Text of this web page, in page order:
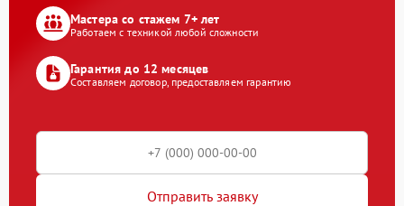
Мастера со стажем 7+ лет
Работаем с техникой любой сложности
Гарантия до 12 месяцев
Составляем договор, предоставляем гарантию
Отправить заявку